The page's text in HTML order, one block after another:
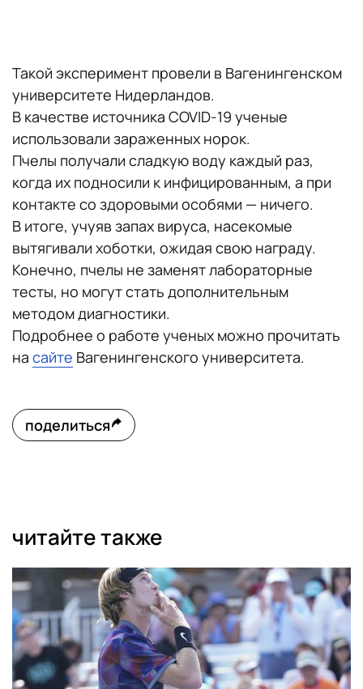
Такой эксперимент провели в Вагенингенском
университете Нидерландов.
В качестве источника COVID-19 ученые
использовали зараженных норок.
Пчелы получали сладкую воду каждый раз,
когда их подносили к инфицированным, а при
контакте со здоровыми особями — ничего.
В итоге, учуяв запах вируса, насекомые
вытягивали хоботки, ожидая свою награду.
Конечно, пчелы не заменят лабораторные
тесты, но могут стать дополнительным
методом диагностики.
Подробнее о работе ученых можно прочитать
на сайте Вагенингенского университета.
поделиться
читайте также